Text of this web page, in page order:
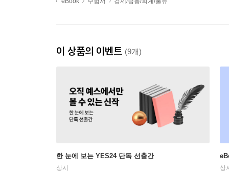
이 상품의 이벤트 (9개)
한 눈에 보는 YES24 단독 선출간
상시 상